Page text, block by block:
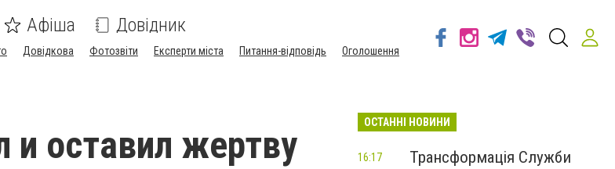
Афіша Довідник
Довідкова Фотозвіти Експерти міста Питання-відповідь Оголошення
и оставил жертву
ОСТАННІ НОВИНИ
Трансформація Служби
16:17